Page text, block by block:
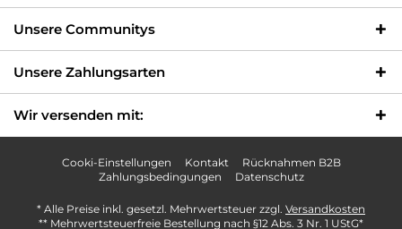
Unsere Communitys
Unsere Zahlungsarten
Wir versenden mit:
Cooki-Einstellungen Kontakt
Rücknahmen B2B
Zahlungsbedingungen
Datenschutz
* Alle Preise inkl. gesetzl. Mehrwertsteuer zzgl. Versandkosten
** Mehrwertsteuerfreie Bestellung nach §12 Abs. 3 Nr. 1 UStG*